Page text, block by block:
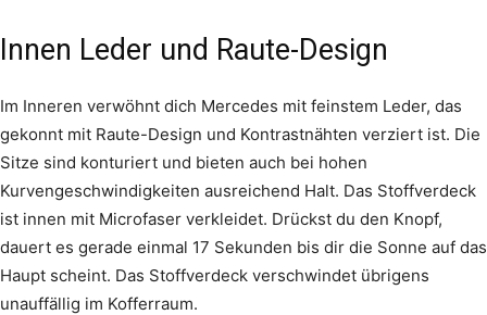
Innen Leder und Raute-Design
Im Inneren verwöhnt dich Mercedes mit feinstem Leder, das
gekonnt mit Raute-Design und Kontrastnähten verziert ist. Die
Sitze sind konturiert und bieten auch bei hohen
Kurvengeschwindigkeiten ausreichend Halt. Das Stoffverdeck
ist innen mit Microfaser verkleidet. Drückst du den Knopf,
dauert es gerade einmal 17 Sekunden bis dir die Sonne auf das
Haupt scheint. Das Stoffverdeck verschwindet übrigens
unauffällig im Kofferraum.